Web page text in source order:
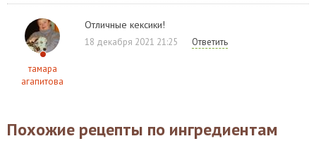
тамара
агапитова
Отличные кексики!
18 декабря 2021 21:25 Ответить
Похожие рецепты по ингредиентам